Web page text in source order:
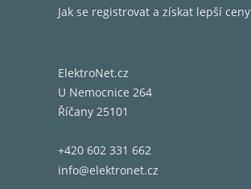
Jak se registrovat a získat lepší ceny
ElektroNet.cz
U Nemocnice 264
Říčany 25101
+420 602 331 662
info@elektronet.cz